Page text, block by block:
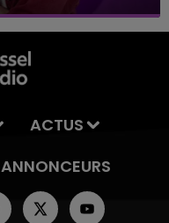
ACTUS
ANNONCEURS